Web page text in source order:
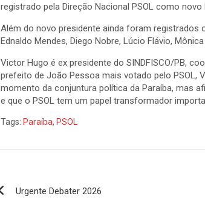
registrado pela Direção Nacional PSOL como novo
Além do novo presidente ainda foram registrados
Ednaldo Mendes, Diego Nobre, Lúcio Flávio,
Victor Hugo é ex presidente do SINDFISCO/PB,
prefeito de João Pessoa mais votado pelo PSOL,
momento da conjuntura política da Paraíba, mas
e que o PSOL tem um papel transformador
Tags: Paraíba, PSOL
Urgente Debater 2026